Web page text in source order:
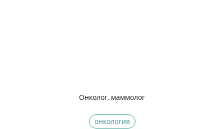
Онколог, маммолог
онкология